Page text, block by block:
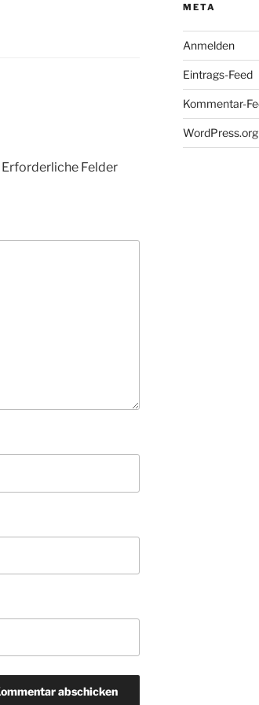
Erforderliche Felder
META
Anmelden
Eintrags-Feed
Kommentar-
WordPress.org